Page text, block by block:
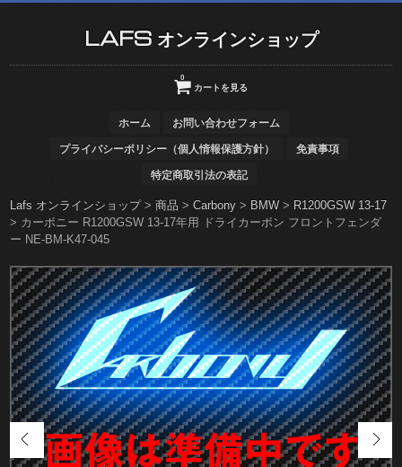
LAFS オンラインショップ
カートを見る
0
ホーム お問い合わせフォーム
プライバシーポリシー（個人情報保護方針） 免責事項
特定商取引法の表記
Lafs オンラインショップ>商品 >Carbony > BMW > R1200GSW 13-17
> カーボニー R1200GSW 13-17年用 ドライカーボン フロントフェンダ
ー NE-BM-K47-045